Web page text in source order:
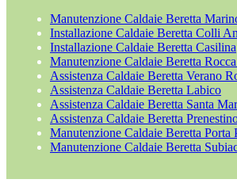
Manutenzione Caldaie Beretta
Installazione Caldaie Beretta Colli
Installazione Caldaie Beretta Casilina
Manutenzione Caldaie Beretta
Assistenza Caldaie Beretta Verano
Assistenza Caldaie Beretta Labico
Assistenza Caldaie Beretta Santa
Assistenza Caldaie Beretta
Manutenzione Caldaie Beretta Porta
Manutenzione Caldaie Beretta